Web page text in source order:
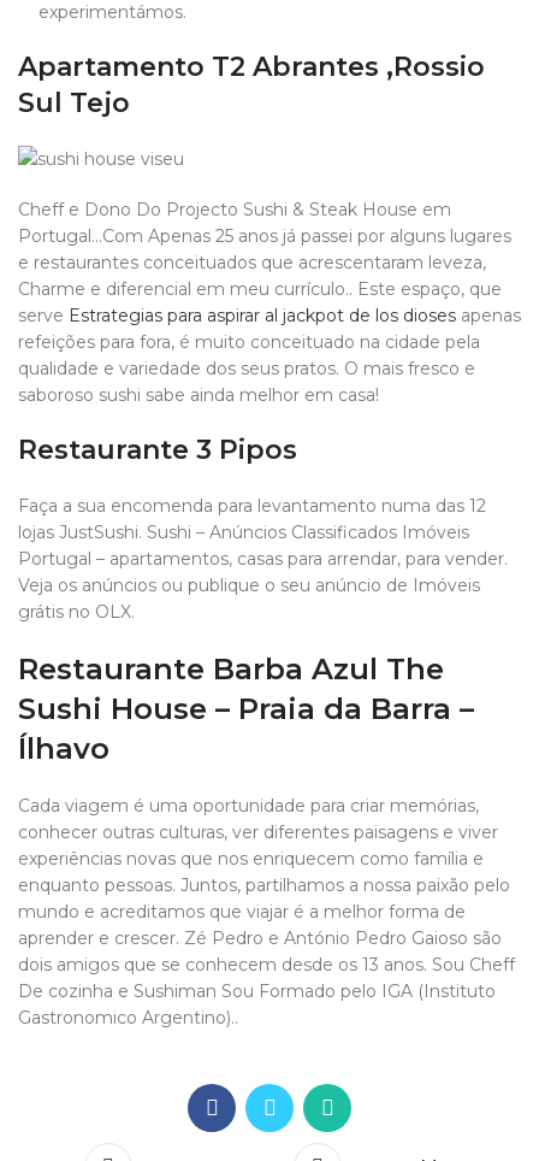
experimentámos.
Apartamento T2 Abrantes ,Rossio
Sul Tejo
Cheff e Dono Do Projecto Sushi & Steak House em
Portugal…Com Apenas 25 anos já passei por alguns lugares
e restaurantes conceituados que acrescentaram leveza,
Charme e diferencial em meu currículo.. Este espaço, que
serve Estrategias para aspirar al jackpot de los dioses apenas
refeições para fora, é muito conceituado na cidade pela
qualidade e variedade dos seus pratos. O mais fresco e
saboroso sushi sabe ainda melhor em casa!
Restaurante 3 Pipos
Faça a sua encomenda para levantamento numa das 12
lojas JustSushi. Sushi – Anúncios Classificados Imóveis
Portugal – apartamentos, casas para arrendar, para vender.
Veja os anúncios ou publique o seu anúncio de Imóveis
grátis no OLX.
Restaurante Barba Azul The
Sushi House – Praia da Barra –
Ílhavo
Cada viagem é uma oportunidade para criar memórias,
conhecer outras culturas, ver diferentes paisagens e viver
experiências novas que nos enriquecem como família e
enquanto pessoas. Juntos, partilhamos a nossa paixão pelo
mundo e acreditamos que viajar é a melhor forma de
aprender e crescer. Zé Pedro e António Pedro Gaioso são
dois amigos que se conhecem desde os 13 anos. Sou Cheff
De cozinha e Sushiman Sou Formado pelo IGA (Instituto
Gastronomico Argentino)..